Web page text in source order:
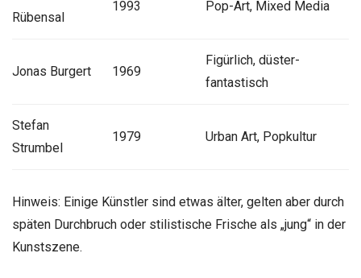
Rübensal
1993 Pop-Art, Mixed Media
Jonas Burgert 1969
Figürlich, düster-
fantastisch
Stefan
Strumbel
1979 Urban Art, Popkultur
Hinweis: Einige Künstler sind etwas älter, gelten aber durch
späten Durchbruch oder stilistische Frische als „jung“ in der
Kunstszene.